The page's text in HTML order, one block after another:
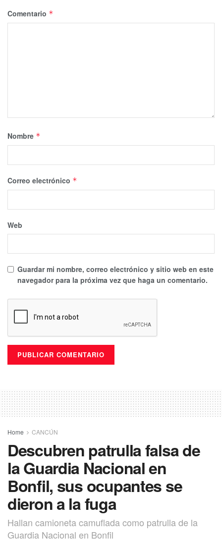
Comentario *
Nombre *
Correo electrónico *
Web
Guardar mi nombre, correo electrónico y sitio web en este
navegador para la próxima vez que haga un comentario.
Home CANCÚN
Descubren patrulla falsa de
la Guardia Nacional en
Bonfil, sus ocupantes se
dieron a la fuga
Hallan camioneta camuflada como patrulla de la
Guardia Nacional en Bonfil